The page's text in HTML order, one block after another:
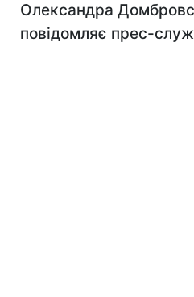
Олександра
повідомляє прес-